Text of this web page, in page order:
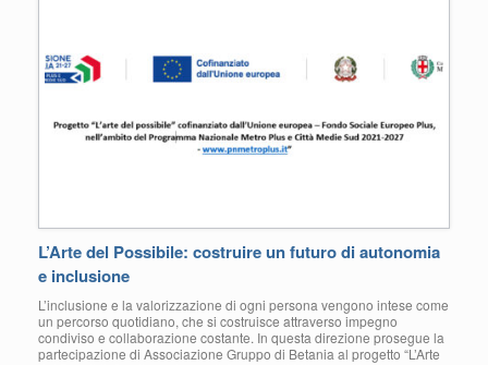
L’Arte del Possibile: costruire un futuro di autonomia
e inclusione
L’inclusione e la valorizzazione di ogni persona vengono intese come
un percorso quotidiano, che si costruisce attraverso impegno
condiviso e collaborazione costante. In questa direzione prosegue la
partecipazione di Associazione Gruppo di Betania al progetto “L’Arte